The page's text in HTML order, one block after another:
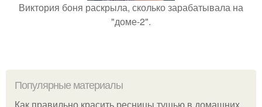
Виктория боня раскрыла, сколько зарабатывала на
"доме-2".
Популярные материалы
Как правильно красить ресницы тушью в домашних